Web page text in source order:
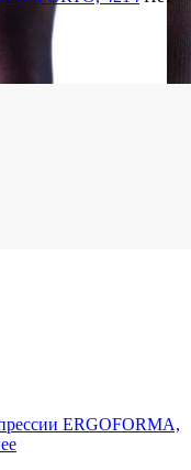
ERGOFORMA,